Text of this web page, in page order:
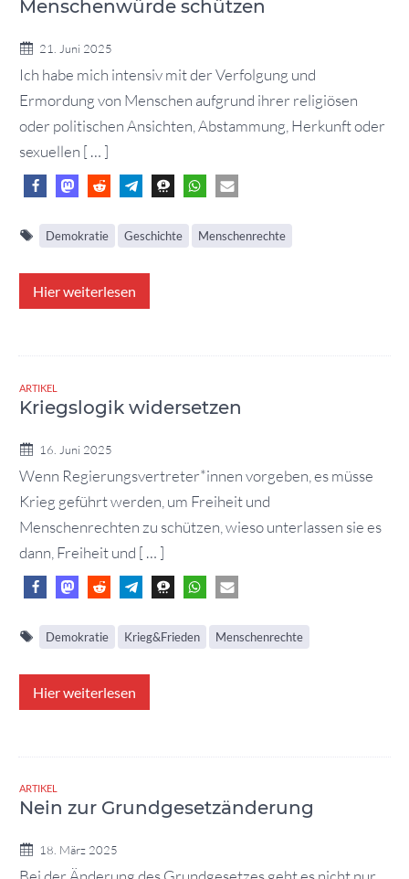
Menschenwürde schützen
21. Juni 2025
Ich habe mich intensiv mit der Verfolgung und
Ermordung von Menschen aufgrund ihrer religiösen
oder politischen Ansichten, Abstammung, Herkunft oder
sexuellen [ … ]
Demokratie Geschichte Menschenrechte
Hier weiterlesen
ARTIKEL
Kriegslogik widersetzen
16. Juni 2025
Wenn Regierungsvertreter*innen vorgeben, es müsse
Krieg geführt werden, um Freiheit und
Menschenrechten zu schützen, wieso unterlassen sie es
dann, Freiheit und [ … ]
Demokratie Krieg&Frieden Menschenrechte
Hier weiterlesen
ARTIKEL
Nein zur Grundgesetzänderung
18. März 2025